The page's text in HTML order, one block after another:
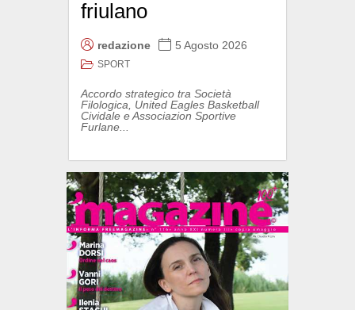
friulano
redazione 5 Agosto 2026
SPORT
Accordo strategico tra Società
Filologica, United Eagles Basketball
Cividale e Associazion Sportive
Furlane...